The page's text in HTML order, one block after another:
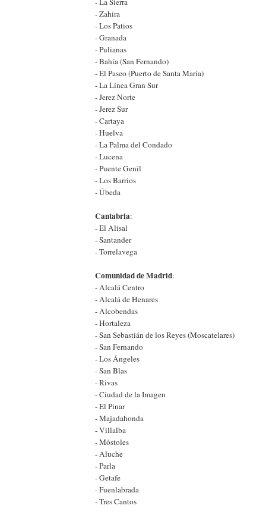
- Zahira
- Los Patios
- Granada
- Pulianas
- Bahía (San Fernando)
- El Paseo (Puerto de Santa María)
- La Línea Gran Sur
- Jerez Norte
- Jerez Sur
- Cartaya
- Huelva
- La Palma del Condado
- Lucena
- Puente Genil
- Los Barrios
- Úbeda
Cantabria:
- El Alisal
- Santander
- Torrelavega
Comunidad de Madrid:
- Alcalá Centro
- Alcalá de Henares
- Alcobendas
- Hortaleza
- San Sebastián de los Reyes (Moscatelares)
- San Fernando
- Los Ángeles
- San Blas
- Rivas
- Ciudad de la Imagen
- El Pinar
- Majadahonda
- Villalba
- Móstoles
- Aluche
- Parla
- Getafe
- Fuenlabrada
- Tres Cantos